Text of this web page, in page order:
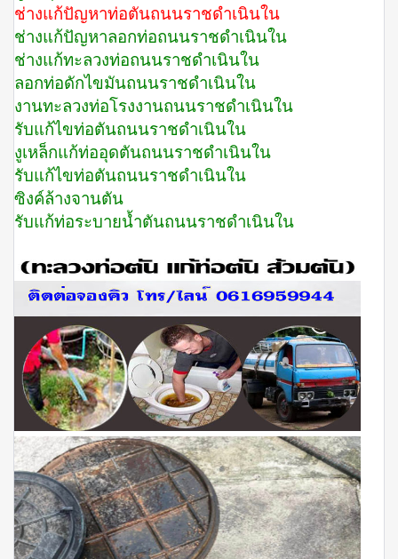
ช่างแก้ปัญหาท่อตันถนนราชดำเนินใน
ช่างแก้ปัญหาลอกท่อถนนราชดำเนินใน
ช่างแก้ทะลวงท่อถนนราชดำเนินใน
ลอกท่อดักไขมันถนนราชดำเนินใน
งานทะลวงท่อโรงงานถนนราชดำเนินใน
รับแก้ไขท่อตันถนนราชดำเนินใน
งูเหล็กแก้ท่ออุดตันถนนราชดำเนินใน
รับแก้ไขท่อตันถนนราชดำเนินใน
ซิงค์ล้างจานตัน
รับแก้ท่อระบายน้ำตันถนนราชดำเนินใน